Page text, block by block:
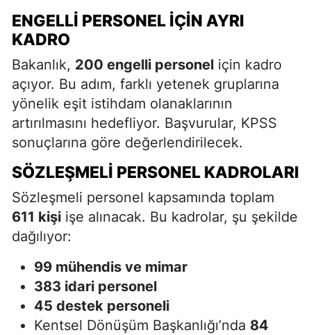
ENGELLI PERSONEL İÇIN AYRI
KADRO
Bakanlık, 200 engelli personel için kadro
açıyor. Bu adım, farklı yetenek gruplarına
yönelik eşit istihdam olanaklarının
artırılmasını hedefliyor. Başvurular, KPSS
sonuçlarına göre değerlendirilecek.
SÖZLEŞMELI PERSONEL KADROLARI
Sözleşmeli personel kapsamında toplam
611 kişi işe alınacak. Bu kadrolar, şu şekilde
dağılıyor:
99 mühendis ve mimar
383 idari personel
45 destek personeli
Kentsel Dönüşüm Başkanlığı’nda 84